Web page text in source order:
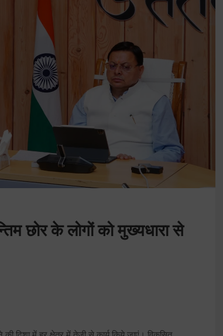
छोर के लोगों को मुख्यधारा से